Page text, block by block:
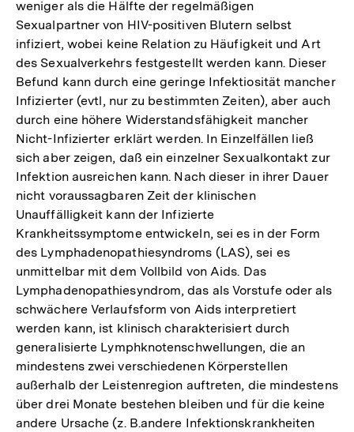
weniger als die Hälfte der regelmäßigen
Sexualpartner von HIV-positiven Blutern selbst
infiziert, wobei keine Relation zu Häufigkeit und Art
des Sexualverkehrs festgestellt werden kann. Dieser
Befund kann durch eine geringe Infektiosität mancher
Infizierter (evtl, nur zu bestimmten Zeiten), aber auch
durch eine höhere Widerstandsfähigkeit mancher
Nicht-Infizierter erklärt werden. In Einzelfällen ließ
sich aber zeigen, daß ein einzelner Sexualkontakt zur
Infektion ausreichen kann. Nach dieser in ihrer Dauer
nicht voraussagbaren Zeit der klinischen
Unauffälligkeit kann der Infizierte
Krankheitssymptome entwickeln, sei es in der Form
des Lymphadenopathiesyndroms (LAS), sei es
unmittelbar mit dem Vollbild von Aids. Das
Lymphadenopathiesyndrom, das als Vorstufe oder als
schwächere Verlaufsform von Aids interpretiert
werden kann, ist klinisch charakterisiert durch
generalisierte Lymphknotenschwellungen, die an
mindestens zwei verschiedenen Körperstellen
außerhalb der Leistenregion auftreten, die mindestens
über drei Monate bestehen bleiben und für die keine
andere Ursache (z. B.andere Infektionskrankheiten